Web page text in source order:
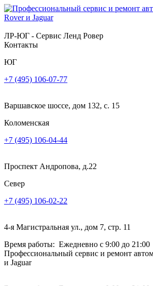
ЛР-ЮГ - Сервис Ленд Ровер
Контакты
ЮГ
+7 (495) 106-07-77
Варшавское шоссе, дом 132, с. 15
Коломенская
+7 (495) 106-04-44
Проспект Андропова, д.22
Север
+7 (495) 106-02-22
4-я Магистральная ул., дом 7, стр. 11
Время работы: Ежедневно с 9:00 до 21:00
Профессиональный сервис и ремонт
и Jaguar